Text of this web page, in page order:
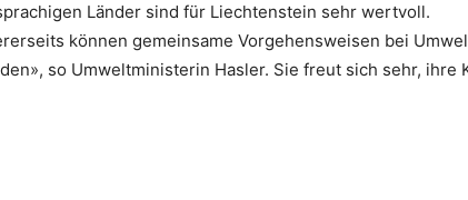
Länder sind für Liechtenstein sehr wertvoll.
können gemeinsame Vorgehensweisen bei
so Umweltministerin Hasler. Sie freut sich sehr, ihre